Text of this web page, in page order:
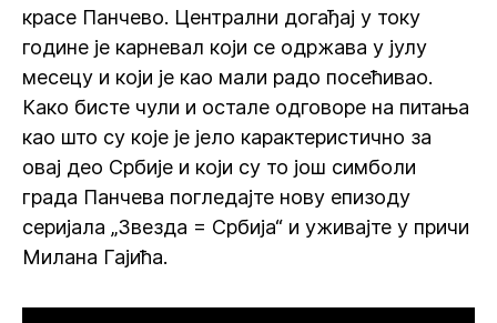
красе Панчево. Централни догађај у току
године је карневал који се одржава у јулу
месецу и који је као мали радо посећивао.
Како бисте чули и остале одговоре на питања
као што су које је јело карактеристично за
овај део Србије и који су то још симболи
града Панчева погледајте нову епизоду
серијала „Звезда = Србија“ и уживајте у причи
Милана Гајића.